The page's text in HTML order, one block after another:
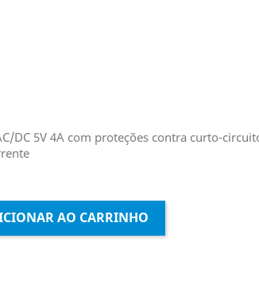
DC 5V 4A com proteções contra curto-
AO CARRINHO